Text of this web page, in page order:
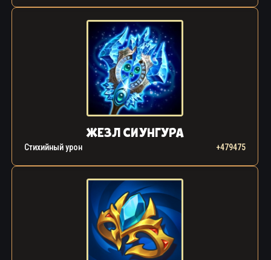
ЖЕЗЛ СИУНГУРА
Стихийный урон +479475